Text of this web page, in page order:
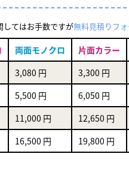
してはお手数ですが無料見積りフ
両面モノクロ 片面カラー
3,080 円 3,300 円
5,500 円 6,050 円
11,000 円 12,650 円
16,500 円 19,800 円